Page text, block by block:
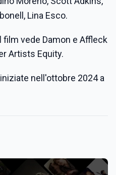
Lina Esco.
film vede Damon e Affleck
Artists Equity.
nell'ottobre 2024 a